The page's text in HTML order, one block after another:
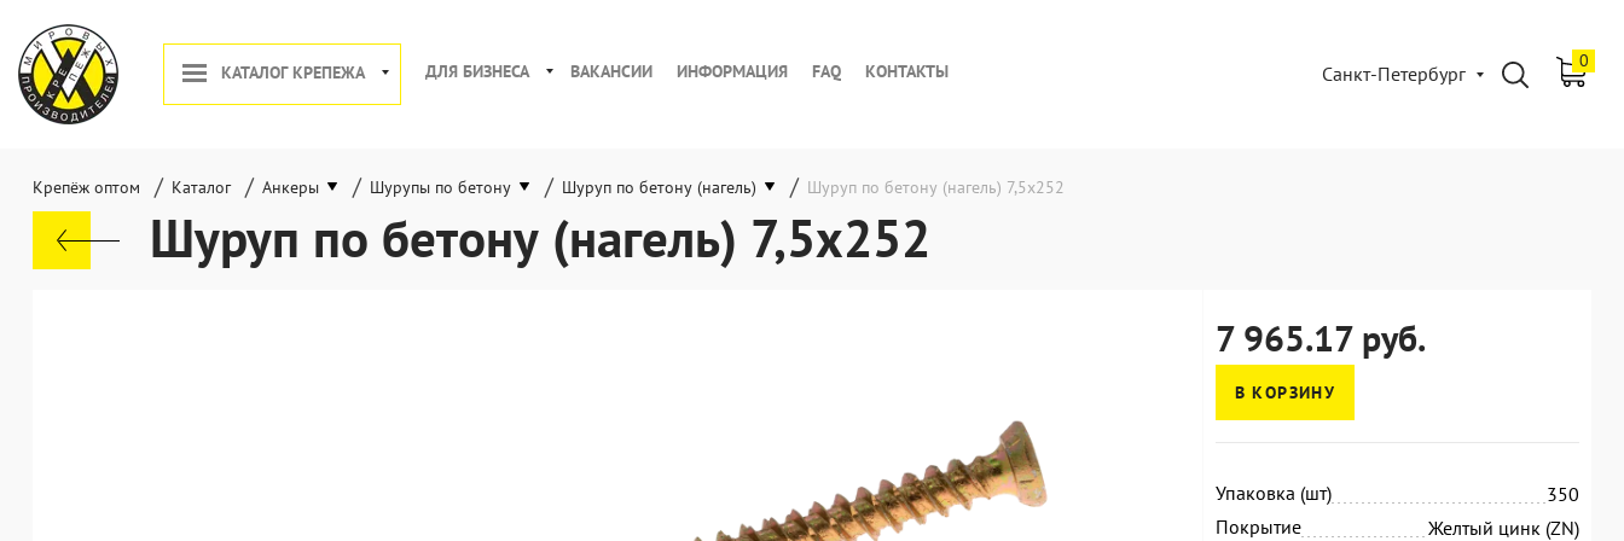
КАТАЛОГ КРЕПЕЖА ДЛЯ БИЗНЕСА ВАКАНСИИ ИНФОРМАЦИЯ FAQ КОНТАКТЫ Санкт-Петербург
0
Крепёж оптом / Каталог / Анкеры / Шурупы по бетону / Шуруп по бетону (нагель) / Шуруп по бетону (нагель) 7,5x252
Шуруп по бетону (нагель) 7,5x252
7 965.17 руб.
В КОРЗИНУ
Упаковка (шт)
350
Покрытие
Желтый цинк (ZN)